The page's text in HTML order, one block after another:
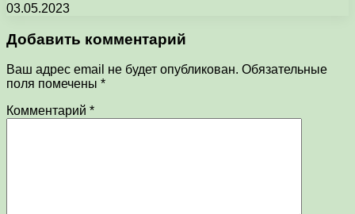
03.05.2023
Добавить комментарий
Ваш адрес email не будет опубликован. Обязательные
поля помечены *
Комментарий *